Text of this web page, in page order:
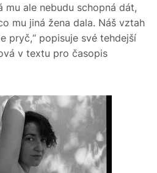
mu ale nebudu schopná dát,
mu jiná žena dala. Náš vztah
pryč,“ popisuje své tehdejší
v textu pro časopis